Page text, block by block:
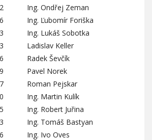
Ing. Ondřej Zeman
Ing. Ľubomír Foriška
Ing. Lukáš Sobotka
Ladislav Keller
Radek Ševčík
Pavel Norek
Roman Pejskar
Ing. Martin Kulík
Ing. Robert Juřina
Ing. Tomáš Bastyan
Ing. Ivo Oves